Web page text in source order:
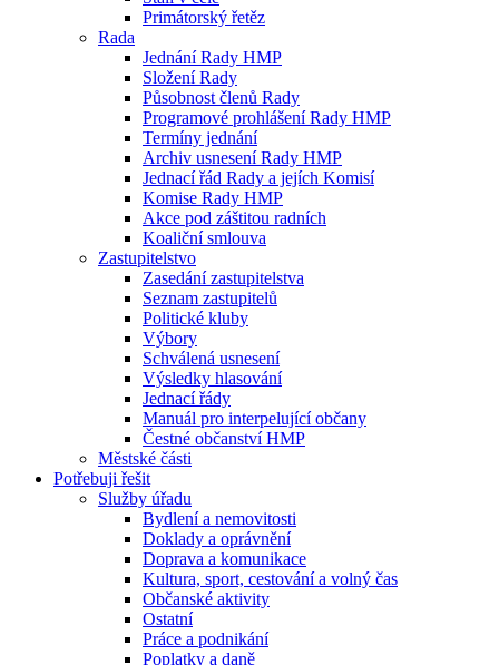
Primátorský řetěz
Rada
Jednání Rady HMP
Složení Rady
Působnost členů Rady
Programové prohlášení Rady HMP
Termíny jednání
Archiv usnesení Rady HMP
Jednací řád Rady a jejích Komisí
Komise Rady HMP
Akce pod záštitou radních
Koaliční smlouva
Zastupitelstvo
Zasedání zastupitelstva
Seznam zastupitelů
Politické kluby
Výbory
Schválená usnesení
Výsledky hlasování
Jednací řády
Manuál pro interpelující občany
Čestné občanství HMP
Městské části
Potřebuji řešit
Služby úřadu
Bydlení a nemovitosti
Doklady a oprávnění
Doprava a komunikace
Kultura, sport, cestování a volný čas
Občanské aktivity
Ostatní
Práce a podnikání
Poplatky a daně